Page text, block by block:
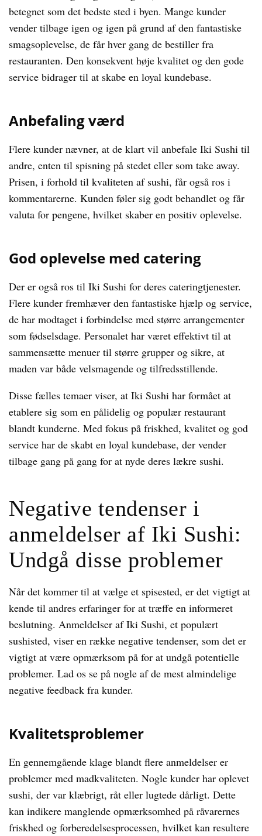
betegnet som det bedste sted i byen. Mange kunder
vender tilbage igen og igen på grund af den fantastiske
smagsoplevelse, de får hver gang de bestiller fra
restauranten. Den konsekvent høje kvalitet og den gode
service bidrager til at skabe en loyal kundebase.
Anbefaling værd
Flere kunder nævner, at de klart vil anbefale Iki Sushi til
andre, enten til spisning på stedet eller som take away.
Prisen, i forhold til kvaliteten af sushi, får også ros i
kommentarerne. Kunden føler sig godt behandlet og får
valuta for pengene, hvilket skaber en positiv oplevelse.
God oplevelse med catering
Der er også ros til Iki Sushi for deres cateringtjenester.
Flere kunder fremhæver den fantastiske hjælp og service,
de har modtaget i forbindelse med større arrangementer
som fødselsdage. Personalet har været effektivt til at
sammensætte menuer til større grupper og sikre, at
maden var både velsmagende og tilfredsstillende.
Disse fælles temaer viser, at Iki Sushi har formået at
etablere sig som en pålidelig og populær restaurant
blandt kunderne. Med fokus på friskhed, kvalitet og god
service har de skabt en loyal kundebase, der vender
tilbage gang på gang for at nyde deres lækre sushi.
Negative tendenser i
anmeldelser af Iki Sushi:
Undgå disse problemer
Når det kommer til at vælge et spisested, er det vigtigt at
kende til andres erfaringer for at træffe en informeret
beslutning. Anmeldelser af Iki Sushi, et populært
sushisted, viser en række negative tendenser, som det er
vigtigt at være opmærksom på for at undgå potentielle
problemer. Lad os se på nogle af de mest almindelige
negative feedback fra kunder.
Kvalitetsproblemer
En gennemgående klage blandt flere anmeldelser er
problemer med madkvaliteten. Nogle kunder har oplevet
sushi, der var klæbrigt, råt eller lugtede dårligt. Dette
kan indikere manglende opmærksomhed på råvarernes
friskhed og forberedelsesprocessen, hvilket kan resultere